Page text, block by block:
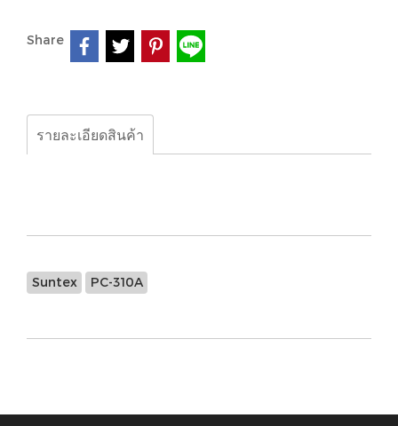
Share
รายละเอียดสินค้า
Suntex PC-310A